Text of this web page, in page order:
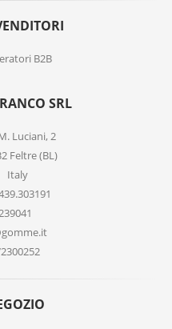
B2B
SRL
Luciani, 2
Feltre (BL)
Italy